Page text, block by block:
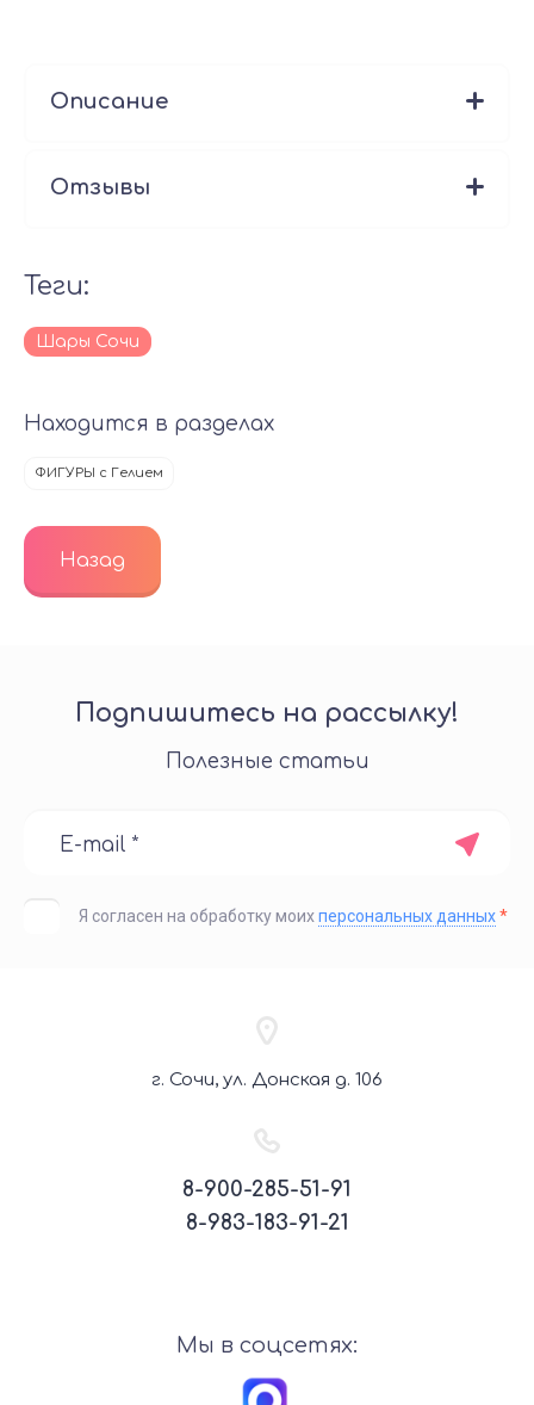
Описание
Отзывы
теги:
Шары Сочи
Находится в разделах
ФИГУРЫ с Гелием
Назад
Подпишитесь на рассылку!
Полезные статьи
Я согласен на обработку моихперсональных данных*
г. Сочи, ул. Донская д. 106
8-900-285-51-91
8-983-183-91-21
Мы в соцсетях: